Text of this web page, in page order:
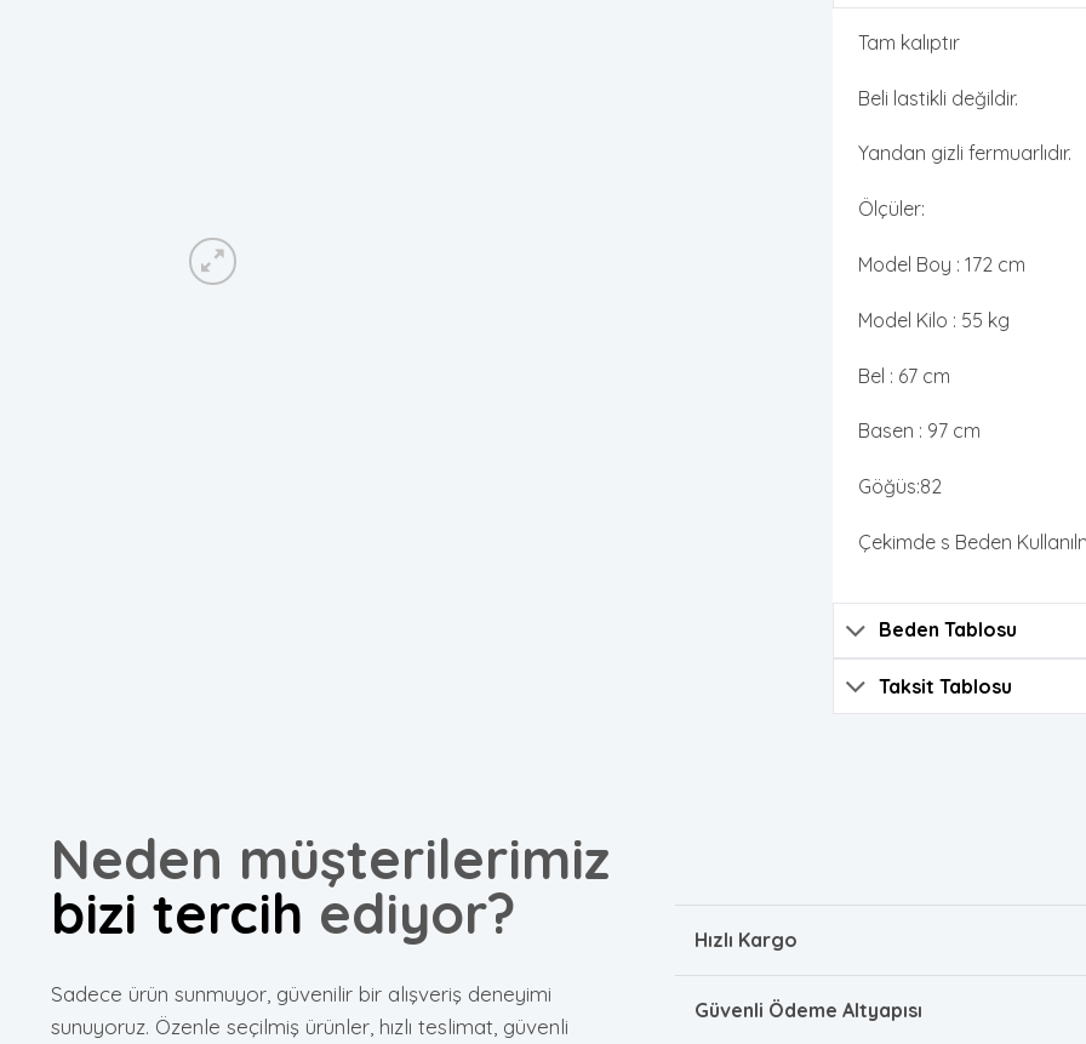
Tam kalıptır
Beli lastikli değildir.
Yandan gizli fermuarlıdır.
Ölçüler:
Model Boy : 172 cm
Model Kilo : 55 kg
Bel : 67 cm
Basen : 97 cm
Göğüs:82
Çekimde s Beden
Beden Tablosu
Taksit Tablosu
Neden müşterilerimiz
bizi tercih ediyor?
Sadece ürün sunmuyor, güvenilir bir alışveriş deneyimi
sunuyoruz. Özenle seçilmiş ürünler, hızlı teslimat, güvenli
Hızlı Kargo
Güvenli Ödeme Altyapısı